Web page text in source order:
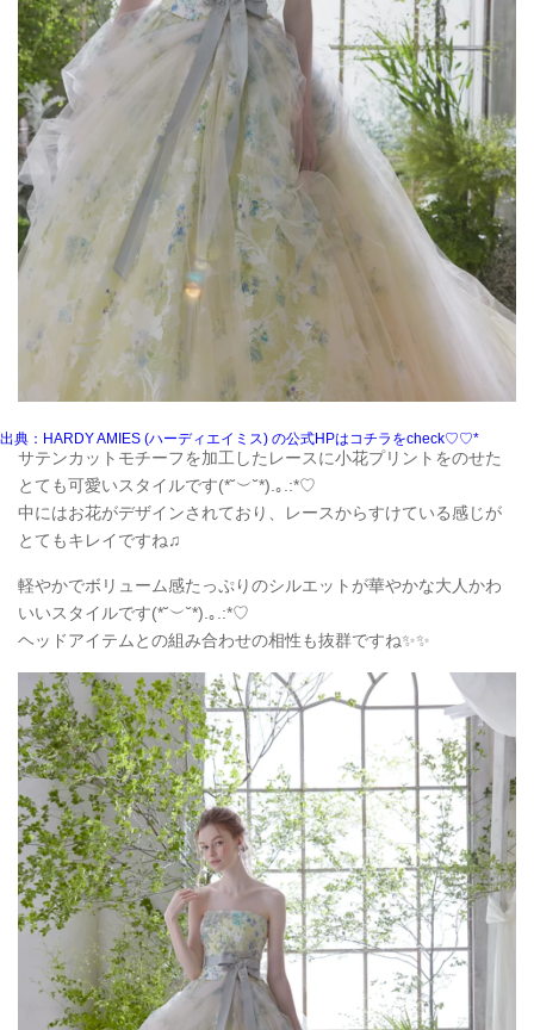
出典：HARDY AMIES (ハーディエイミス) の公式HPはコチラをcheck♡♡*
サテンカットモチーフを加工したレースに小花プリントをのせた
とても可愛いスタイルです(*˘︶˘*).｡.:*♡
中にはお花がデザインされており、レースからすけている感じが
とてもキレイですね♫
軽やかでボリューム感たっぷりのシルエットが華やかな大人かわ
いいスタイルです(*˘︶˘*).｡.:*♡
ヘッドアイテムとの組み合わせの相性も抜群ですね✨✨